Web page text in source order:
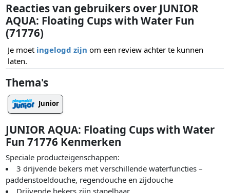
Reacties van gebruikers over JUNIOR
AQUA: Floating Cups with Water Fun
(71776)
Je moet ingelogd zijn om een review achter te kunnen
laten.
Thema's
Junior
JUNIOR AQUA: Floating Cups with Water
Fun 71776 Kenmerken
Speciale producteigenschappen:
3 drijvende bekers met verschillende waterfuncties –
paddenstoeldouche, regendouche en zijdouche